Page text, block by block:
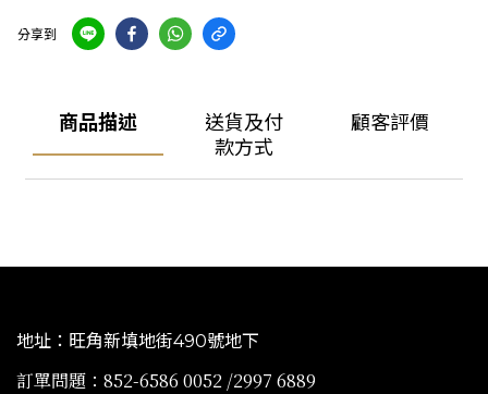
分享到
商品描述
送貨及付
款方式
顧客評價
地址：旺角新填地街490號地下
訂單問題：852-6586 0052 /2997 6889